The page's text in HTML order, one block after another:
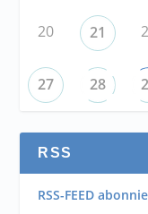
20 21
27 28
RSS
RSS-FEED